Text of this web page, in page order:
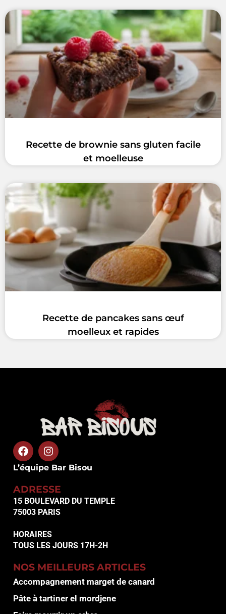
Recette de brownie sans gluten facile
et moelleuse
Recette de pancakes sans œuf
moelleux et rapides
L’équipe Bar Bisou
ADRESSE
15 BOULEVARD DU TEMPLE
75003 PARIS
HORAIRES
TOUS LES JOURS 17H-2H
NOS MEILLEURS ARTICLES
Accompagnement marget de canard
Pâte à tartiner el mordjene